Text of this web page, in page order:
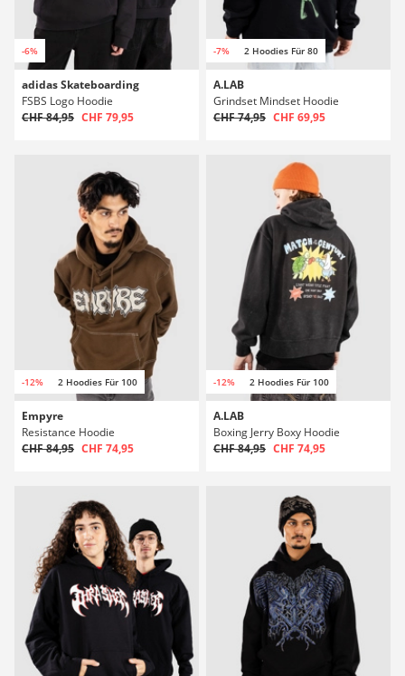
-6%
adidas Skateboarding
FSBS Logo Hoodie
CHF 84,95 CHF 79,95
-7% 2 Hoodies Für 80
A.LAB
Grindset Mindset Hoodie
CHF 74,95 CHF 69,95
-12% 2 Hoodies Für 100
Empyre
Resistance Hoodie
CHF 84,95 CHF 74,95
-12% 2 Hoodies Für 100
A.LAB
Boxing Jerry Boxy Hoodie
CHF 84,95 CHF 74,95